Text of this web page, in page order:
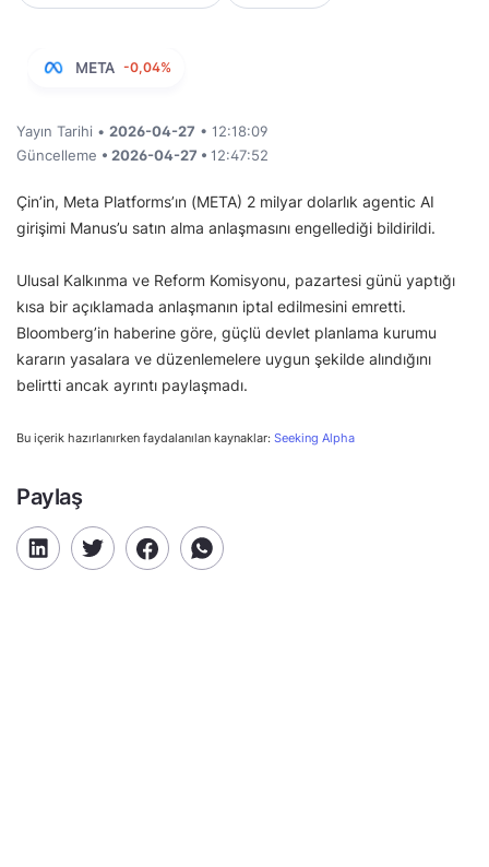
META -0,04%
Yayın Tarihi • 2026-04-27 • 12:18:09
Güncelleme • 2026-04-27 • 12:47:52
Çin’in, Meta Platforms’ın (META) 2 milyar dolarlık agentic AI
girişimi Manus’u satın alma anlaşmasını engellediği bildirildi.
Ulusal Kalkınma ve Reform Komisyonu, pazartesi günü yaptığı
kısa bir açıklamada anlaşmanın iptal edilmesini emretti.
Bloomberg’in haberine göre, güçlü devlet planlama kurumu
kararın yasalara ve düzenlemelere uygun şekilde alındığını
belirtti ancak ayrıntı paylaşmadı.
Bu içerik hazırlanırken faydalanılan kaynaklar: Seeking Alpha
Paylaş